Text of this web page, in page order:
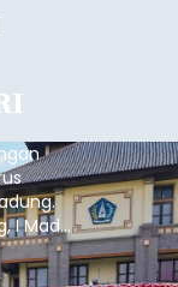
I Made
dan